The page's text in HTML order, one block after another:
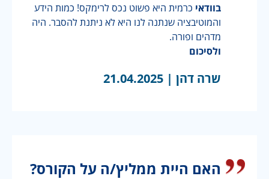
בוודאי כרמית היא פשוט נכס לרימקס! כמות הידע
והמוטיבציה שנתנה לנו היא לא ניתנת להסבר. היה
מדהים ופורה.
ולסיכום
שרה דהן | 21.04.2025
האם היית ממליץ/ה על הקורס?